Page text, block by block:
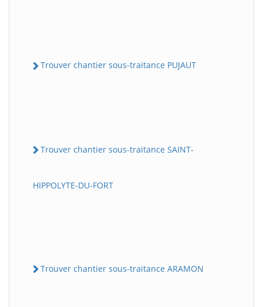
Trouver chantier sous-traitance PUJAUT
Trouver chantier sous-traitance SAINT-
HIPPOLYTE-DU-FORT
Trouver chantier sous-traitance ARAMON